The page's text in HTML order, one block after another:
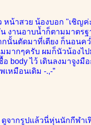
ว หน้าสวย น้องบอก "เชิ
งานอาบน้ำก็ตามมาตรฐ
นั้นตัดมาที่เตียง ก็นอนค
มากๆครับ ผมก็นัวน้องไ
body ไว้ เดินลงมาจูงมื
หมือนเดิม -.,-”
ดูจากรูปแล้วนี่หุ่นนักกีฬ